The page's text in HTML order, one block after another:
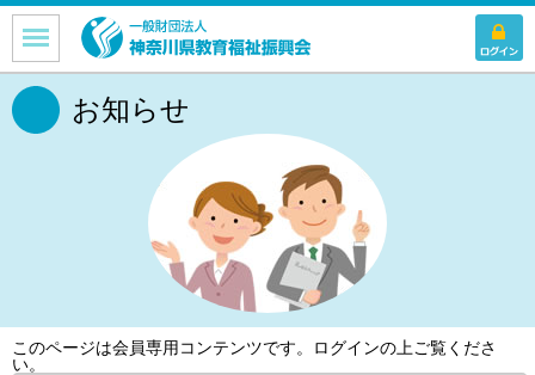
お知らせ
このページは会員専用コンテンツです。 ログインの上ご覧くださ
い。